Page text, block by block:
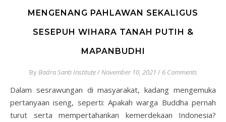
MENGENANG PAHLAWAN SEKALIGUS
SESEPUH WIHARA TANAH PUTIH &
MAPANBUDHI
ByBadra Santi Institute/November 10, 2021 / 6 Comments
Dalam sesrawungan di masyarakat, kadang mengemuka
pertanyaan iseng, seperti: Apakah warga Buddha pernah
turut serta mempertahankan kemerdekaan Indonesia?